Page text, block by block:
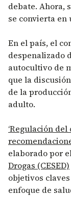
debate. Ahora,
se convierta en
En el país, el
despenalizado
autocultivo de
que la
de la
adulto.
‘Regulación
elaborado por
Drogas (CESED)
objetivos
enfoque de